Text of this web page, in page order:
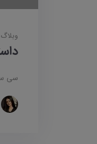
وبلاگ
سی